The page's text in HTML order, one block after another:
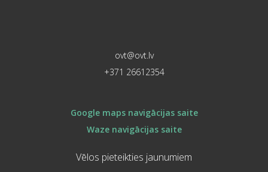
ovt@ovt.lv
+371 26612354
Google maps navigācijas saite
Waze navigācijas saite
Vēlos pieteikties jaunumiem